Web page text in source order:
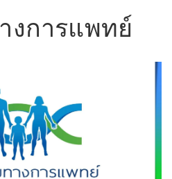
งการแพทย์